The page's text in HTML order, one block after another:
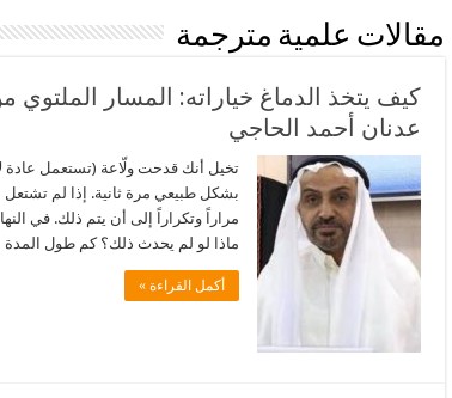
مقالات علمية مترجمة
كيف يتخذ الدماغ خياراته: المسار الملتوي
عدنان أحمد الحاجي
تخيل أنك قدحت ولّاعة (تستعمل عادة
بشكل طبيعي مرة ثانية. إذا لم تشتعل
مراراً وتكراراً إلى أن يتم ذلك. في
ماذا لو لم يحدث ذلك؟ كم طول
أكمل القراءة »